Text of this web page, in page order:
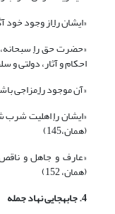
«ایشانرااز وجود خود
«حضرت حقرا
احکام و آثار، دولتی و
«آن موجودرامزاجی
«ایشانرااهلیت شرب
(همان،145)
«عارف و جاهل و
(همان، 152)
4. جابه‏جایی نهاد جمله